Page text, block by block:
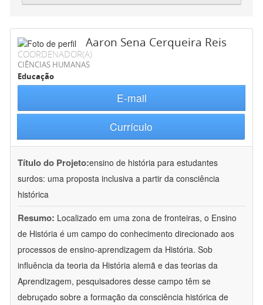
Aaron Sena Cerqueira Reis
COORDENADOR(A)
CIÊNCIAS HUMANAS
Educação
E-mail
Currículo
Título do Projeto:ensino de história para estudantes
surdos: uma proposta inclusiva a partir da consciência
histórica
Resumo: Localizado em uma zona de fronteiras, o Ensino
de História é um campo do conhecimento direcionado aos
processos de ensino-aprendizagem da História. Sob
influência da teoria da História alemã e das teorias da
Aprendizagem, pesquisadores desse campo têm se
debruçado sobre a formação da consciência histórica de